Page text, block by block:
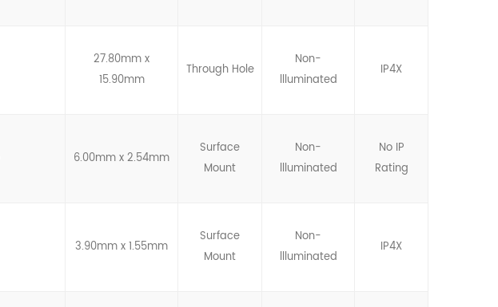
27.80mm x
15.90mm
Through Hole
Non-
llluminated
IP4X
6.00mm x 2.54mm
Surface
Mount
Non-
llluminated
No IP
Rating
3.90mm x 1.55mm
Surface
Mount
Non-
llluminated
IP4X